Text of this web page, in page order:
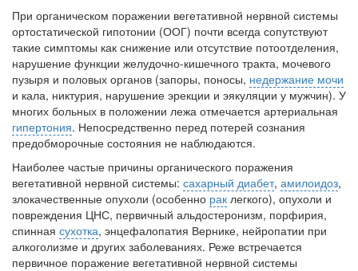
При органическом поражении вегетативной нервной системы
ор­тостатической гипотонии (ООГ) почти всегда сопутствуют
такие симп­томы как снижение или отсутствие потоотделения,
нарушение функции желудочно-кишечного тракта, мочевого
пузыря и половых органов (за­поры, поносы, недержание мочи
и кала, никтурия, нарушение эрекции и эякуляции у мужчин). У
многих больных в положении лежа отмечает­ся артериальная
гипертония. Непосредственно перед потерей сознания
предобморочные состояния не наблюдаются.
Наиболее частые причины органического поражения
вегетативной нервной системы: сахарный диабет, амилоидоз,
злокачественные опу­холи (особенно рак легкого), опухоли и
повреждения ЦНС, первичный альдостеронизм, порфирия,
спинная сухотка, энцефалопатия Вернике, нейропатии при
алкоголизме и других заболеваниях. Реже встречается
первичное поражение вегетативной нервной системы